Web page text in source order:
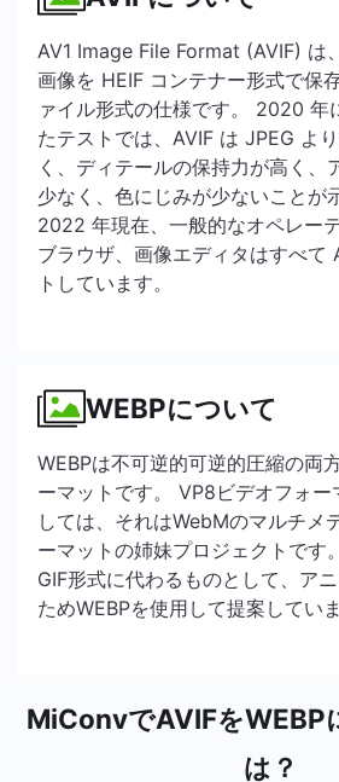
AV1 Image File Format (AVIF) は
画像を HEIF コンテナー形式で保
ァイル形式の仕様です。 2020
たテストでは、AVIF は JPEG よ
く、ディテールの保持力が高く、
少なく、色にじみが少ないことが
2022 年現在、一般的なオペレー
ブラウザ、画像エディタはすべて
トしています。
WEBPについて
WEBPは不可逆的可逆的圧縮の両
ーマットです。 VP8ビデオフォー
しては、それはWebMのマルチメ
ーマットの姉妹プロジェクトです
GIF形式に代わるものとして、ア
ためWEBPを使用して提案していま
MiConvでAVIFをWEBP
は？